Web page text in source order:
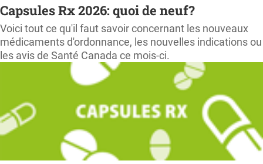
Capsules Rx 2026: quoi de neuf?
Voici tout ce qu'il faut savoir concernant les nouveaux
médicaments d'ordonnance, les nouvelles indications ou
les avis de Santé Canada ce mois-ci.